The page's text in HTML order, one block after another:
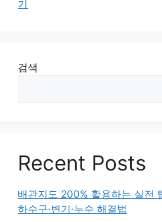
기
검색
Recent Posts
배관지도 200% 활용하는 실전
하수구·변기·누수 해결법